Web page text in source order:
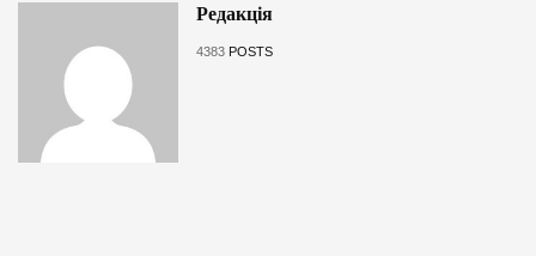
Редакція
4383 POSTS